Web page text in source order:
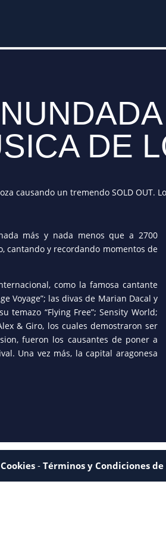
música de los
DE
causando un tremendo SOLD
más y nada menos que a 2700
cantando y recordando momentos de
como la famosa cantante
Voyage”; las divas de Marian Dacal y
“Flying Free”; Sensity World;
& Giro, los cuales demostraron ser
fueron los causantes de poner a
Una vez más, la capital aragonesa
-Términos y Condiciones de